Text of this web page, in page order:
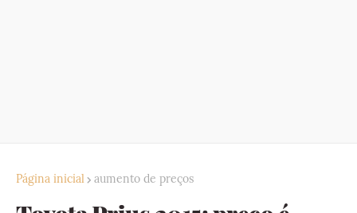
Página inicial aumento de preços